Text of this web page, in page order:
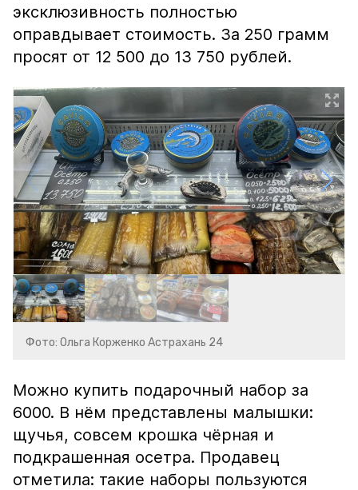
эксклюзивность полностью
оправдывает стоимость. За 250 грамм
просят от 12 500 до 13 750 рублей.
Фото: Ольга Корженко Астрахань 24
Можно купить подарочный набор за
6000. В нём представлены малышки:
щучья, совсем крошка чёрная и
подкрашенная осетра. Продавец
отметила: такие наборы пользуются